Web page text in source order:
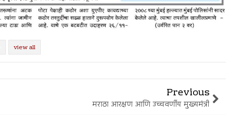
view all
Previous
मराठा आरक्षण आणि उच्चवर्णीय मुख्यमंत्री